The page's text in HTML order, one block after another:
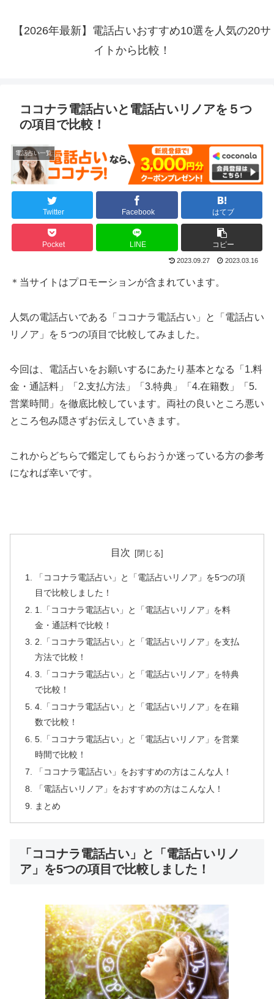
【2026年最新】電話占いおすすめ10選を人気の20サ
イトから比較！
ココナラ電話占いと電話占いリノアを５つ
の項目で比較！
電話占い一覧
Twitter Facebook はてブ
Pocket LINE コピー
2023.09.27 2023.03.16
＊当サイトはプロモーションが含まれています。
人気の電話占いである「ココナラ電話占い」と「電話占い
リノア」を５つの項目で比較してみました。
今回は、電話占いをお願いするにあたり基本となる「1.料
金・通話料」「2.支払方法」「3.特典」「4.在籍数」「5.
営業時間」を徹底比較しています。両社の良いところ悪い
ところ包み隠さずお伝えしていきます。
これからどちらで鑑定してもらおうか迷っている方の参考
になれば幸いです。
目次
「ココナラ電話占い」と「電話占いリノア」を5つの項
目で比較しました！
1.「ココナラ電話占い」と「電話占いリノア」を料
金・通話料で比較！
2.「ココナラ電話占い」と「電話占いリノア」を支払
方法で比較！
3.「ココナラ電話占い」と「電話占いリノア」を特典
で比較！
4.「ココナラ電話占い」と「電話占いリノア」を在籍
数で比較！
5.「ココナラ電話占い」と「電話占いリノア」を営業
時間で比較！
「ココナラ電話占い」をおすすめの方はこんな人！
「電話占いリノア」をおすすめの方はこんな人！
まとめ
「ココナラ電話占い」と「電話占いリノ
ア」を5つの項目で比較しました！